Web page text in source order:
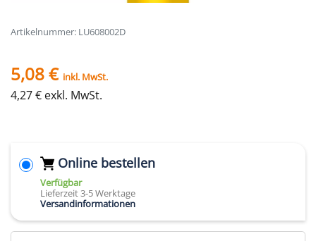
Artikelnummer: LU608002D
5,08 € inkl. MwSt.
4,27 € exkl. MwSt.
Online bestellen
Verfügbar
Lieferzeit 3-5 Werktage
Versandinformationen